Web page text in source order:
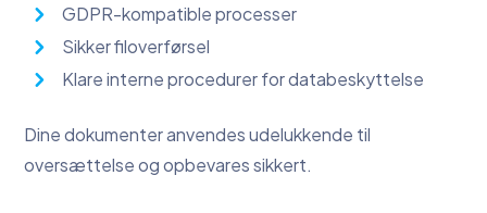
GDPR-kompatible processer
Sikker filoverførsel
Klare interne procedurer for databeskyttelse
Dine dokumenter anvendes udelukkende til
oversættelse og opbevares sikkert.